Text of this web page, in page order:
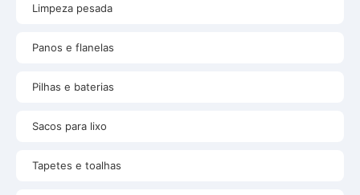
Limpeza pesada
Panos e flanelas
Pilhas e baterias
Sacos para lixo
Tapetes e toalhas